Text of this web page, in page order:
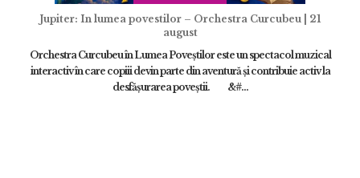
Jupiter: In lumea povestilor – Orchestra Curcubeu | 21
august
Orchestra Curcubeu în Lumea Poveștilor este un spectacol muzical
interactiv în care copiii devin parte din aventură și contribuie activ la
desfășurarea poveștii. &#...